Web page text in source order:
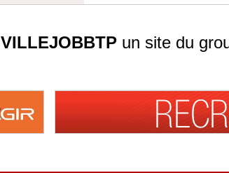
VILLEJOBBTPun site du